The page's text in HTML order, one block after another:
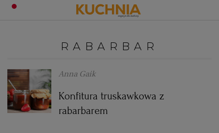
OBIADY
HALLOWEEN
KUCHNIE ŚWIATA
Zaloguj się
RABARBAR
Anna Gaik
Konfitura truskawkowa z
rabarbarem